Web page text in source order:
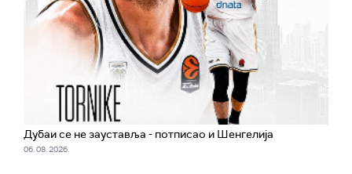
Дубаи се не зауставља - потписао и Шенгелија
06. 08. 2026.